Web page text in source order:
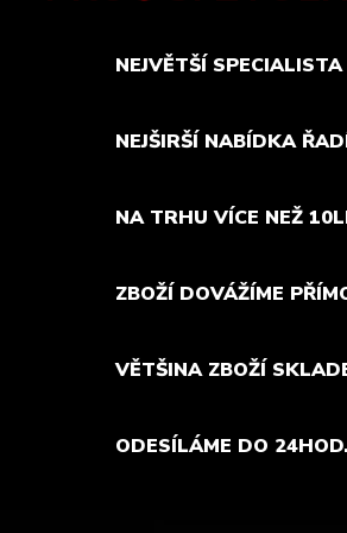
NEJVĚTŠÍ
NEJŠIRŠÍ NABÍDKA
NA TRHU VÍCE NEŽ
ZBOŽÍ DOVÁŽÍME
VĚTŠINA ZBOŽÍ
ODESÍLÁME DO 24HOD.